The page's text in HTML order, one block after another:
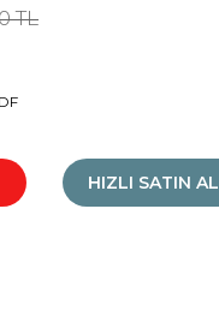
TL
HIZLI SATIN AL